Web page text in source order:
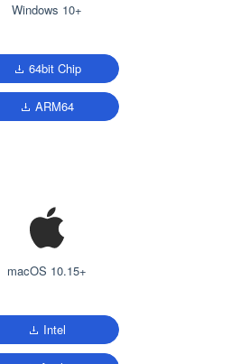
Windows 10+
64bit Chip
ARM64
macOS 10.15+
Intel